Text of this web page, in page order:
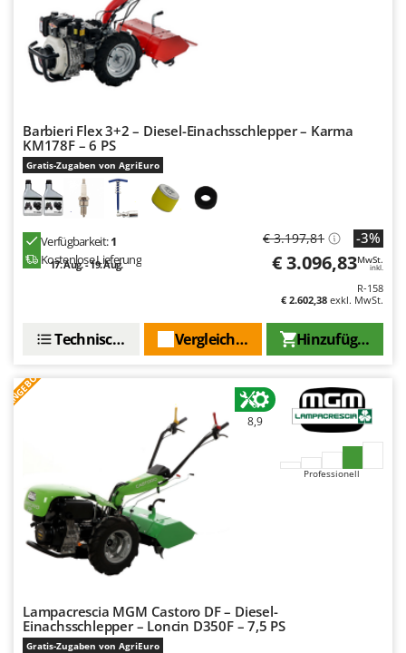
Barbieri Flex 3+2 – Diesel-Einachsschlepper – Karma
KM178F – 6 PS
Gratis-Zugaben von AgriEuro
Verfügbarkeit:1
Kostenlose Lieferung
17. Aug. - 19. Aug.
€ 3.197,81 -3%
€ 3.096,83MwSt.
inkl.
R-158
€ 2.602,38 exkl. MwSt.
Hinzufügen
Vergleichen Sie
Technische Daten
ANGEBOT
8,9
Professionell
Lampacrescia MGM Castoro DF – Diesel-
Einachsschlepper – Loncin D350F – 7,5 PS
Gratis-Zugaben von AgriEuro